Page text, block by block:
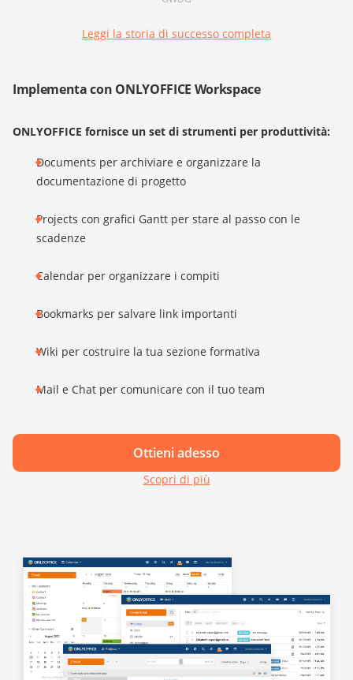
Leggi la storia di successo completa
Implementa con ONLYOFFICE Workspace
ONLYOFFICE fornisce un set di strumenti per produttività:
Documents per archiviare e organizzare la
documentazione di progetto
Projects con grafici Gantt per stare al passo con le
scadenze
Calendar per organizzare i compiti
Bookmarks per salvare link importanti
Wiki per costruire la tua sezione formativa
Mail e Chat per comunicare con il tuo team
Ottieni adesso
Scopri di più